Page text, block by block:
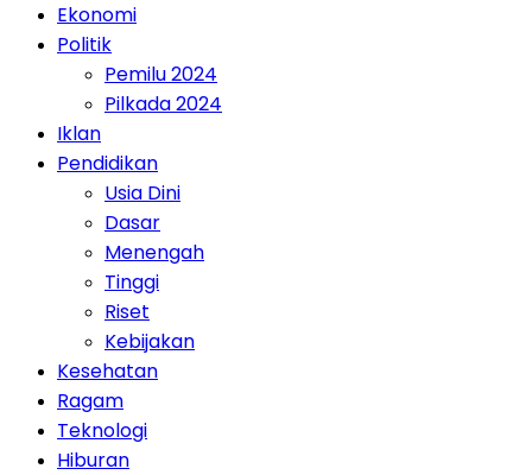
Ekonomi
Politik
Pemilu 2024
Pilkada 2024
Iklan
Pendidikan
Usia Dini
Dasar
Menengah
Tinggi
Riset
Kebijakan
Kesehatan
Ragam
Teknologi
Hiburan